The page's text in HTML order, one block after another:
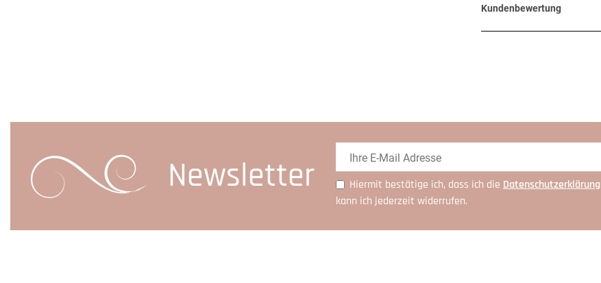
Kundenbewertung
Newsletter Hiermit bestätige ich, dass ich die Daten­schutz­erklärung
kann ich jederzeit widerrufen.